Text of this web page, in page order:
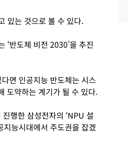
있는 것으로 볼 수 있다.
‘반도체 비전 2030’을 추진
면 인공지능 반도체는 시스
도약하는 계기가 될 수 있다.
행한 삼성전자의 ‘NPU 설
지능시대에서 주도권을 잡겠